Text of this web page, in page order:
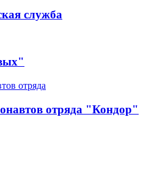
служба
отряда "Кондор"